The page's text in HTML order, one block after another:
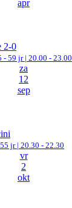
apr
2-0
- 59 jr | 20.00 - 23.00
za
12
sep
jr | 20.30 - 22.30
vr
2
okt